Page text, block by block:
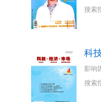
搜索
科
影响
搜索